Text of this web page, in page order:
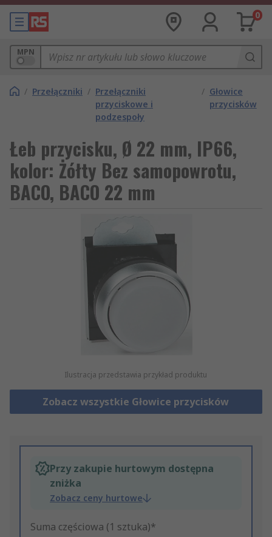
0
MPN
/ Przełączniki / Przełączniki
przyciskowe i
podzespoły
/ Głowice
przycisków
Łeb przycisku, Ø 22 mm, IP66,
kolor: Żółty Bez samopowrotu,
BACO, BACO 22 mm
Ilustracja przedstawia przykład produktu
Zobacz wszystkie Głowice przycisków
Przy zakupie hurtowym dostępna
zniżka
Zobacz ceny hurtowe
Suma częściowa (1 sztuka)*